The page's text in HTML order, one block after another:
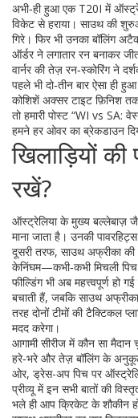
अभी‑ही हुआ एक T20I में
विकेट से हराया। साउथ की
गिरे। फिर भी उनका बॉलिंग
ऑर्डर ने लगातार रन बनाकर
वार्नर की तेज़ रन‑स्कोरिंग ने
पहले भी दो‑तीन बार ऐसा
कोशिशें अक्सर टाइट फ़िनिश
तो हमारी पोस्ट “WI vs SA:
हमने हर ओवर का ब्रेकडाउन
खिलाड़ियों की
रखें?
ऑस्ट्रेलिया के मुख्य बल्लेबाज़
माना जाता है। उनकी
दूसरी तरफ, साउथ अफ्रीका
केनिंघम—कभी‑कभी मिचली
फील्डिंग भी अब महत्त्वपूर्ण हो
बचाती हैं, जबकि साउथ
तरह दोनों टीमों की टैक्टिकल
मदद करेगा।
आगामी सीरीज में कौन सा
हरे‑भरे और तेज़ बॉलिंग के अनुकूल
ओर, ड्रेस-अप पिच पर
प्रीव्यू में इन सभी बातों की
भले ही आप क्रिकेट के शौकीन